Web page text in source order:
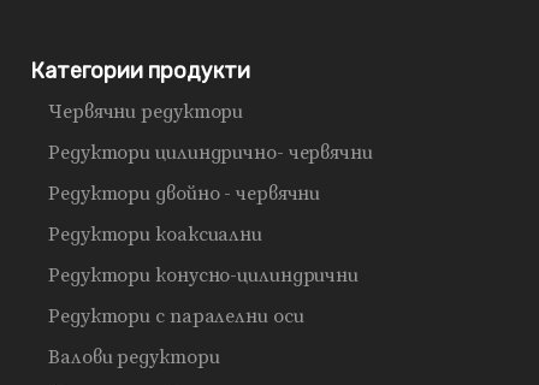
Категории продукти
Червячни редуктори
Редуктори цилиндрично- червячни
Редуктори двойно - червячни
Редуктори коаксиални
Редуктори конусно-цилиндрични
Редуктори с паралелни оси
Валови редуктори